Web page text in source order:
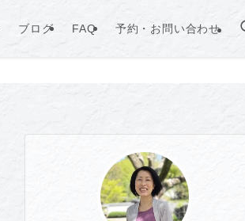
ブログ FAQ 予約・お問い合わせ